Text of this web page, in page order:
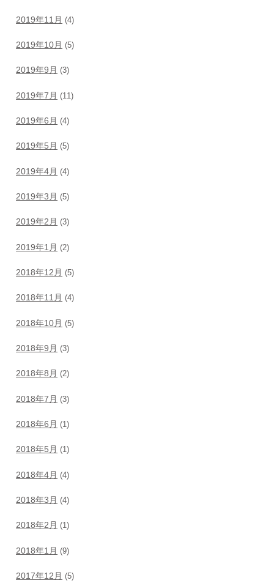
2019年11月 (4)
2019年10月 (5)
2019年9月 (3)
2019年7月 (11)
2019年6月 (4)
2019年5月 (5)
2019年4月 (4)
2019年3月 (5)
2019年2月 (3)
2019年1月 (2)
2018年12月 (5)
2018年11月 (4)
2018年10月 (5)
2018年9月 (3)
2018年8月 (2)
2018年7月 (3)
2018年6月 (1)
2018年5月 (1)
2018年4月 (4)
2018年3月 (4)
2018年2月 (1)
2018年1月 (9)
2017年12月 (5)